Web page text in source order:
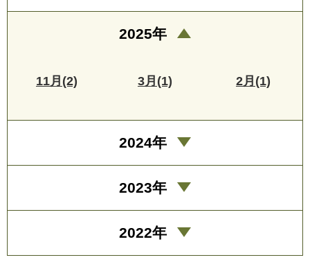
2025年
11月(2) 3月(1) 2月(1)
2024年
2023年
2022年